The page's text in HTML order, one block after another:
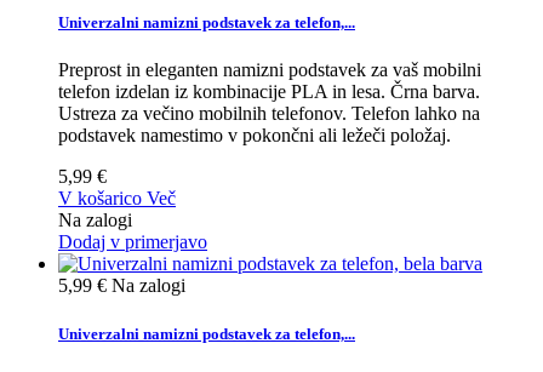
Univerzalni namizni podstavek za telefon,...
Preprost in eleganten namizni podstavek za vaš mobilni
telefon izdelan iz kombinacije PLA in lesa. Črna barva.
Ustreza za večino mobilnih telefonov. Telefon lahko na
podstavek namestimo v pokončni ali ležeči položaj.
5,99 €
V košarico Več
Na zalogi
Dodaj v primerjavo
5,99 € Na zalogi
Univerzalni namizni podstavek za telefon,...